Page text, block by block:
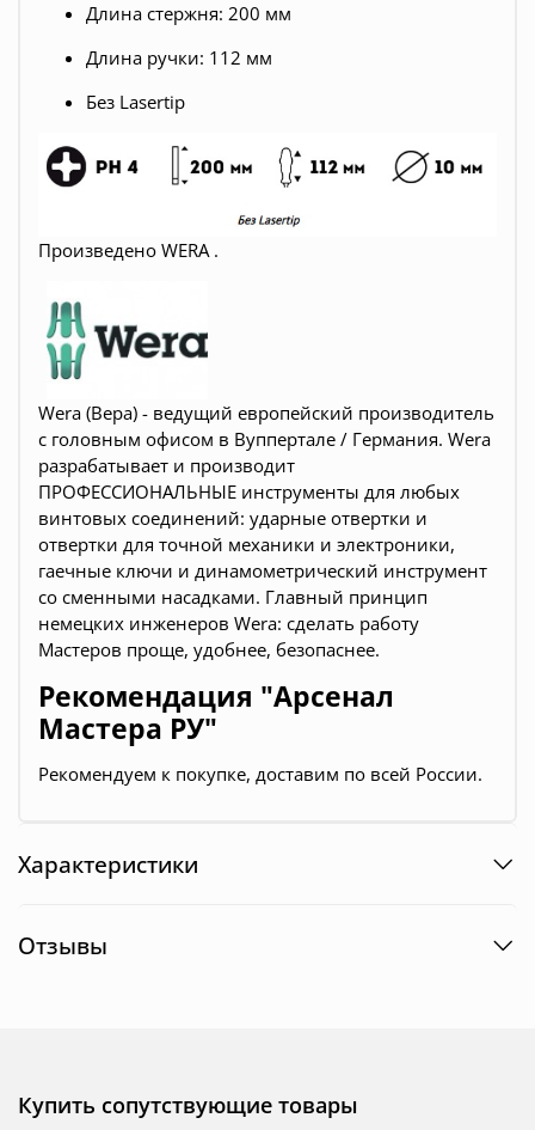
Длина стержня: 200 мм
Длина ручки: 112 мм
Без Lasertip
Произведено WERA .
Wera (Вера) - ведущий европейский производитель
с головным офисом в Вуппертале / Германия. Wera
разрабатывает и производит
ПРОФЕССИОНАЛЬНЫЕ инструменты для любых
винтовых соединений: ударные отвертки и
отвертки для точной механики и электроники,
гаечные ключи и динамометрический инструмент
со сменными насадками. Главный принцип
немецких инженеров Wera: сделать работу
Мастеров проще, удобнее, безопаснее.
Рекомендация "Арсенал
Мастера РУ"
Рекомендуем к покупке, доставим по всей России.
Характеристики
Отзывы
Купить сопутствующие товары